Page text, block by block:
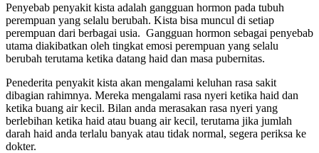
Penyebab penyakit kista adalah gangguan hormon pada tubuh
perempuan yang selalu berubah. Kista bisa muncul di setiap
perempuan dari berbagai usia. Gangguan hormon sebagai penyebab
utama diakibatkan oleh tingkat emosi perempuan yang selalu
berubah terutama ketika datang haid dan masa pubernitas.
Penederita penyakit kista akan mengalami keluhan rasa sakit
dibagian rahimnya. Mereka mengalami rasa nyeri ketika haid dan
ketika buang air kecil. Bilan anda merasakan rasa nyeri yang
berlebihan ketika haid atau buang air kecil, terutama jika jumlah
darah haid anda terlalu banyak atau tidak normal, segera periksa ke
dokter.